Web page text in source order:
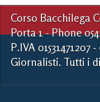
Corso Bacchilega
Porta 1 - Phone
P.IVA
Giornalisti. Tutti i